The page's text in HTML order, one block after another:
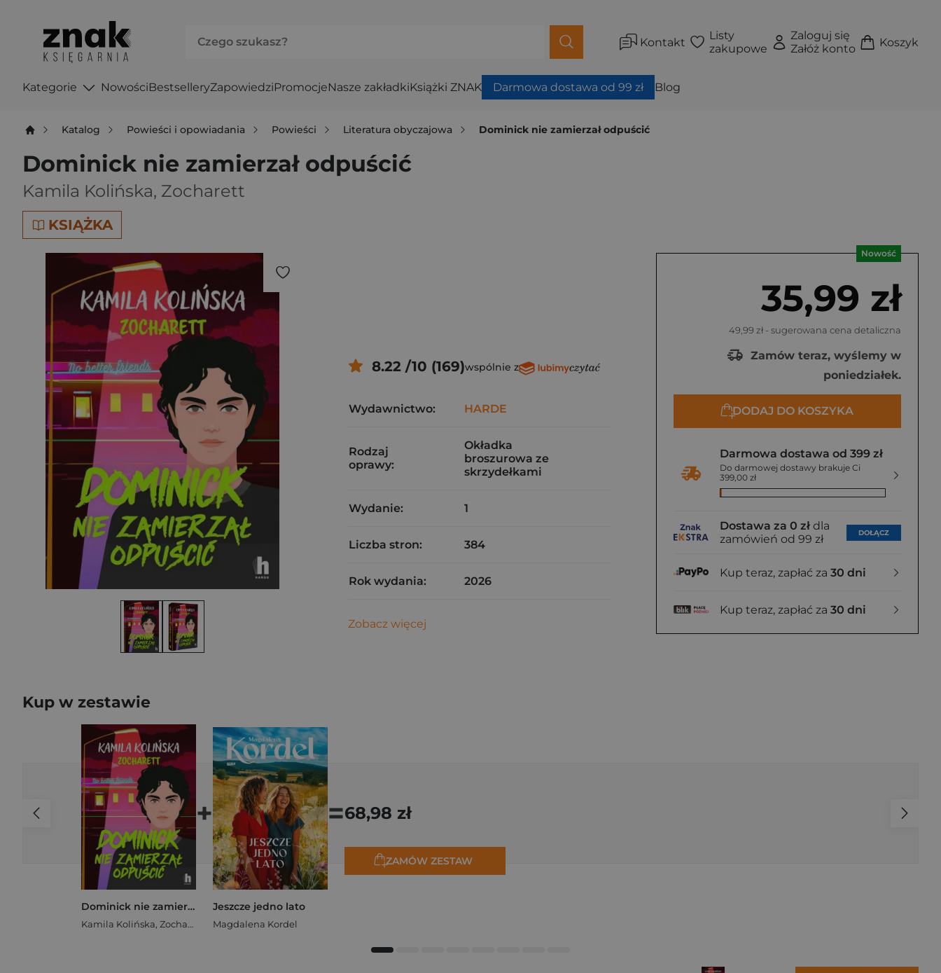
Kontakt
Listy
zakupowe
Zaloguj się
Załóż konto
Koszyk
Kategorie NowościBestselleryZapowiedziPromocjeNasze zakładkiKsiążki ZNAK Darmowa dostawa od 99 zł Blog
Katalog Powieści i opowiadania Powieści Literatura obyczajowa Dominick nie zamierzał odpuścić
Dominick nie zamierzał odpuścić
Kamila Kolińska, Zocharett
KSIĄŻKA
Nowość
35,99 zł
49,99 zł - sugerowana cena detaliczna
Zamów teraz, wyślemy w
poniedziałek.
DODAJ DO KOSZYKA
Darmowa dostawa od 399 zł
Do darmowej dostawy brakuje Ci
399,00 zł
Dostawa za 0 zł dla
zamówień od 99 zł
DOŁĄCZ
Kup teraz, zapłać za 30 dni
Kup teraz, zapłać za 30 dni
8.22 /10 (169)wspólnie z
Wydawnictwo: HARDE
Rodzaj
oprawy:
Okładka
broszurowa ze
skrzydełkami
Wydanie: 1
Liczba stron: 384
Rok wydania: 2026
Zobacz więcej
Kup w zestawie
Dominick nie zamierzał odpuścić
Kamila Kolińska, Zocharett
+
Jeszcze jedno lato
Magdalena Kordel
=68,98 zł
ZAMÓW ZESTAW